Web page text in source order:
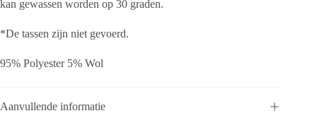
kan gewassen worden op 30 graden.
*De tassen zijn niet gevoerd.
95% Polyester 5% Wol
Aanvullende informatie